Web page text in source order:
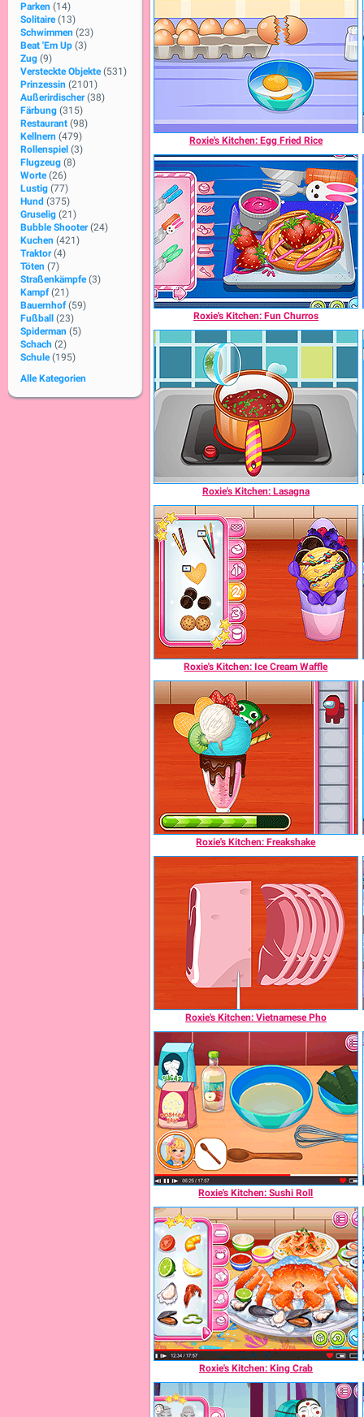
Parken (14)
Solitaire (13)
Schwimmen (23)
Beat 'Em Up (3)
Zug (9)
Versteckte Objekte (531)
Prinzessin (2101)
Außerirdischer (38)
Färbung (315)
Restaurant (98)
Kellnern (479)
Rollenspiel (3)
Flugzeug (8)
Worte (26)
Lustig (77)
Hund (375)
Gruselig (21)
Bubble Shooter (24)
Kuchen (421)
Traktor (4)
Töten (7)
Straßenkämpfe (3)
Kampf (21)
Bauernhof (59)
Fußball
(23)
Spiderman (5)
Schach (2)
Schule (195)
Alle Kategorien
Roxie's Kitchen: Egg Fried Rice
Roxie's Kitchen: Fun Churros
Roxie's Kitchen: Lasagna
Roxie's Kitchen: Ice Cream Waffle
Roxie's Kitchen: Freakshake
Roxie's Kitchen: Vietnamese Pho
Roxie's Kitchen: Sushi Roll
Roxie's Kitchen: King Crab